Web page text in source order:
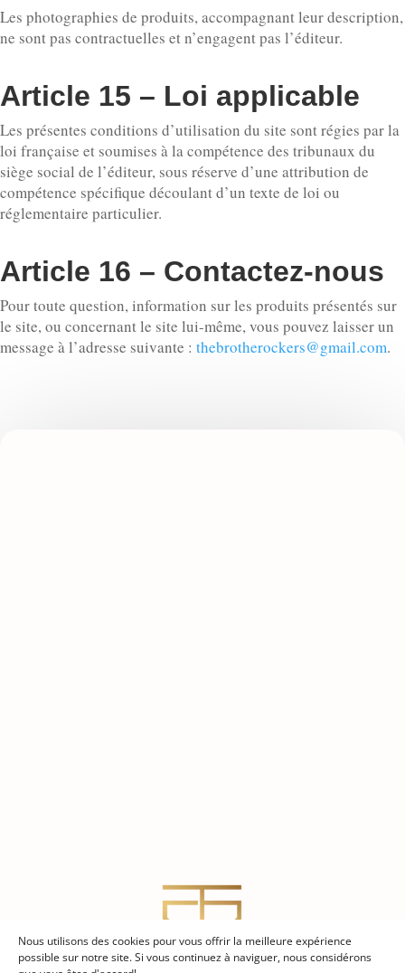
Nous utilisons des cookies pour vous offrir la meilleure expérience
possible sur notre site. Si vous continuez à naviguer, nous considérons
Les photographies de produits, accompagnant leur description,
ne sont pas contractuelles et n’engagent pas l’éditeur.
Article 15 – Loi applicable
Les présentes conditions d’utilisation du site sont régies par la
loi française et soumises à la compétence des tribunaux du
siège social de l’éditeur, sous réserve d’une attribution de
compétence spécifique découlant d’un texte de loi ou
réglementaire particulier.
Article 16 – Contactez-nous
Pour toute question, information sur les produits présentés sur
le site, ou concernant le site lui-même, vous pouvez laisser un
message à l’adresse suivante : thebrotherockers@gmail.com.